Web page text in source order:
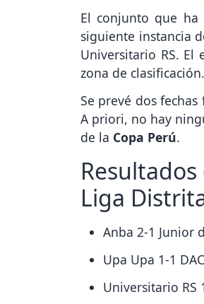
El conjunto que ha
siguiente instancia
Universitario RS.
zona de
Se prevé dos
A priori, no hay
de la Copa Perú.
Liga
Anba 2-1 Junior
Upa Upa 1-1
Universitario RS